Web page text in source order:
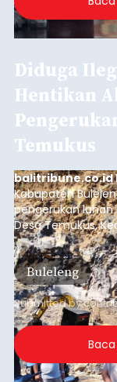
Diduga
Hentikan
Temukus
balitribune.co.id
Kabupaten
pengerukan lahan
Desa Temukus,
ditemukan
material yang
kawasan.
Buleleng
Submitted by